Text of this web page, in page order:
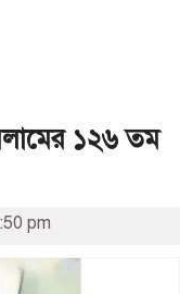
১২৬ তম
pm